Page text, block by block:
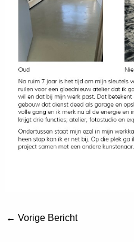
← Vorige Bericht